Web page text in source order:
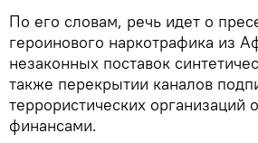
По его словам, речь идет о
героинового наркотрафика из
незаконных поставок
также перекрытии каналов
террористических организаций
финансами.